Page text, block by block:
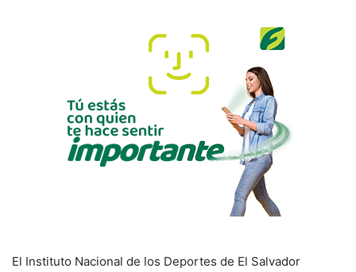
El Instituto Nacional de los Deportes de El Salvador